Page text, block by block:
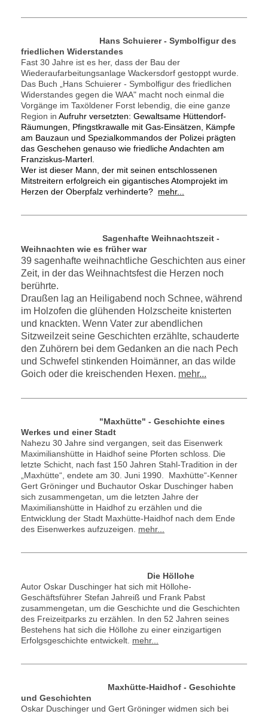
Hans Schuierer - Symbolfigur des
friedlichen Widerstandes
Fast 30 Jahre ist es her, dass der Bau der
Wiederaufarbeitungsanlage Wackersdorf gestoppt wurde.
Das Buch „Hans Schuierer - Symbolfigur des friedlichen
Widerstandes gegen die WAA" macht noch einmal die
Vorgänge im Taxöldener Forst lebendig, die eine ganze
Region in Aufruhr versetzten: Gewaltsame Hüttendorf-
Räumungen, Pfingstkrawalle mit Gas-Einsätzen, Kämpfe
am Bauzaun und Spezialkommandos der Polizei prägten
das Geschehen genauso wie friedliche Andachten am
Franziskus-Marterl.
Wer ist dieser Mann, der mit seinen entschlossenen
Mitstreitern erfolgreich ein gigantisches Atomprojekt im
Herzen der Oberpfalz verhinderte? mehr...
Sagenhafte Weihnachtszeit -
Weihnachten wie es früher war
39 sagenhafte weihnachtliche Geschichten aus einer
Zeit, in der das Weihnachtsfest die Herzen noch
berührte.
Draußen lag an Heiligabend noch Schnee, während
im Holzofen die glühenden Holzscheite knisterten
und knackten. Wenn Vater zur abendlichen
Sitzweilzeit seine Geschichten erzählte, schauderte
den Zuhörern bei dem Gedanken an die nach Pech
und Schwefel stinkenden Hoimänner, an das wilde
Goich oder die kreischenden Hexen. mehr...
"Maxhütte" - Geschichte eines
Werkes und einer Stadt
Nahezu 30 Jahre sind vergangen, seit das Eisenwerk
Maximilianshütte in Haidhof seine Pforten schloss. Die
letzte Schicht, nach fast 150 Jahren Stahl-Tradition in der
„Maxhütte“, endete am 30. Juni 1990. Maxhütte“-Kenner
Gert Gröninger und Buchautor Oskar Duschinger haben
sich zusammengetan, um die letzten Jahre der
Maximilianshütte in Haidhof zu erzählen und die
Entwicklung der Stadt Maxhütte-Haidhof nach dem Ende
des Eisenwerkes aufzuzeigen. mehr...
Die Höllohe
Autor Oskar Duschinger hat sich mit Höllohe-
Geschäftsführer Stefan Jahreiß und Frank Pabst
zusammengetan, um die Geschichte und die Geschichten
des Freizeitparks zu erzählen. In den 52 Jahren seines
Bestehens hat sich die Höllohe zu einer einzigartigen
Erfolgsgeschichte entwickelt. mehr...
Maxhütte-Haidhof - Geschichte
und Geschichten
Oskar Duschinger und Gert Gröninger widmen sich bei